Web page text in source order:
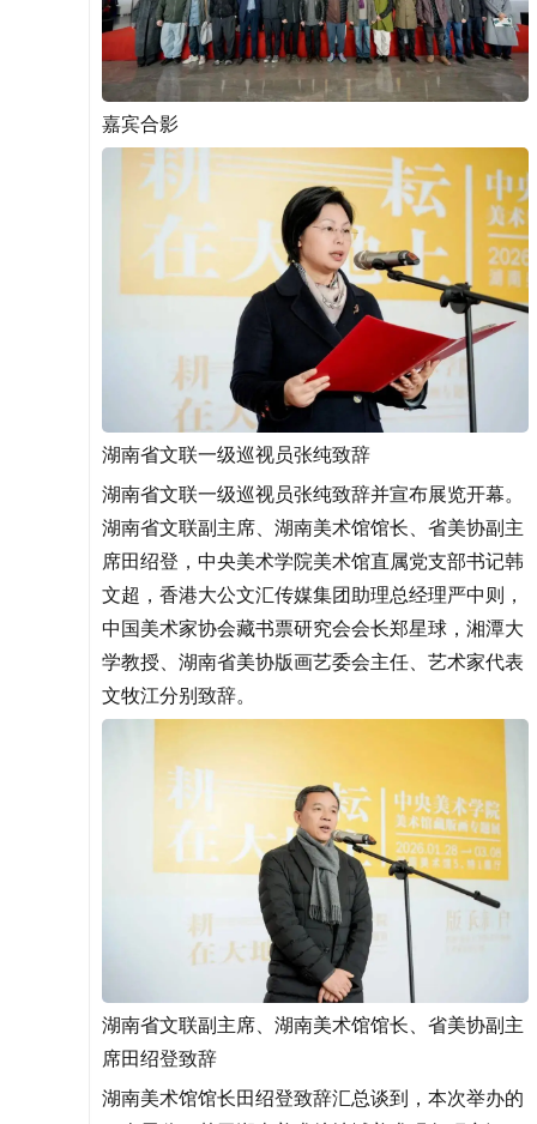
嘉宾合影
湖南省文联一级巡视员张纯致辞
湖南省文联一级巡视员张纯致辞并宣布展览开幕。
湖南省文联副主席、湖南美术馆馆长、省美协副主
席田绍登，中央美术学院美术馆直属党支部书记韩
文超，香港大公文汇传媒集团助理总经理严中则，
中国美术家协会藏书票研究会会长郑星球，湘潭大
学教授、湖南省美协版画艺委会主任、艺术家代表
文牧江分别致辞。
湖南省文联副主席、湖南美术馆馆长、省美协副主
席田绍登致辞
湖南美术馆馆长田绍登致辞汇总谈到，本次举办的